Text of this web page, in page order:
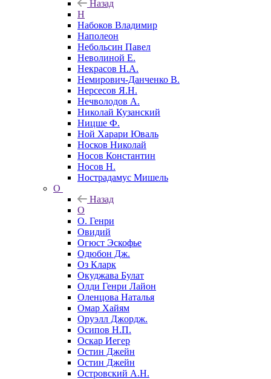
Назад
Н
Набоков Владимир
Наполеон
Небольсин Павел
Неволиной Е.
Некрасов Н.А.
Немирович-Данченко В.
Нерсесов Я.Н.
Нечволодов А.
Николай Кузанский
Ницше Ф.
Ной Харари Юваль
Носков Николай
Носов Константин
Носов Н.
Нострадамус Мишель
О
Назад
О
О. Генри
Овидий
Огюст Эскофье
Одюбон Дж.
Оз Кларк
Окуджава Булат
Олди Генри Лайон
Оленцова Наталья
Омар Хайям
Оруэлл Джордж.
Осипов Н.П.
Оскар Иегер
Остин Джейн
Остин Джейн
Островский А.Н.